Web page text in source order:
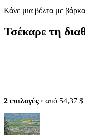
Κάνε μια βόλτα με
Τσέκαρε τη
2 επιλογές • από 54,37 $